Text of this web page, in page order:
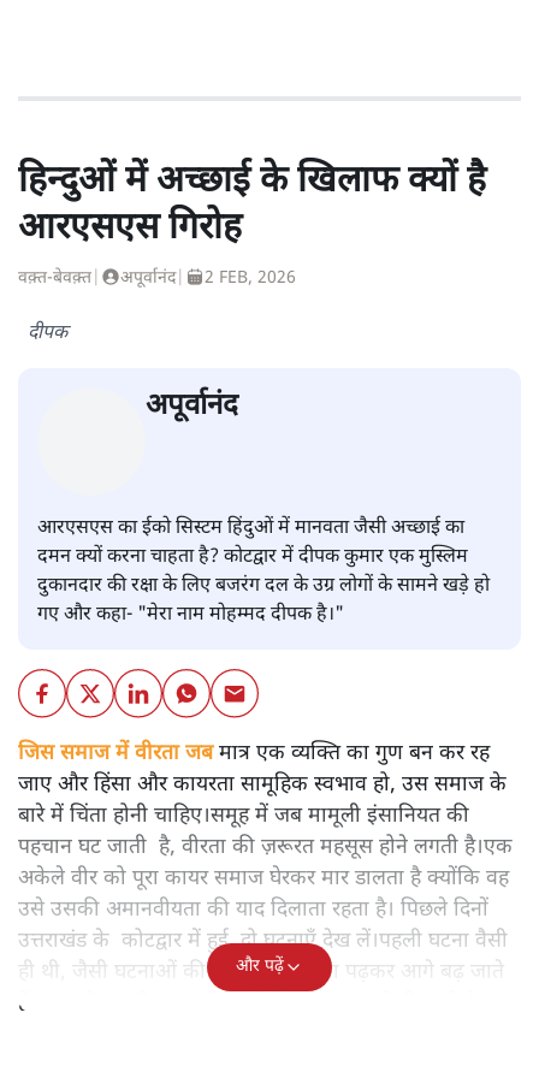
हिन्दुओं में अच्छाई के खिलाफ क्यों है
आरएसएस गिरोह
वक़्त-बेवक़्त अपूर्वानंद| 2 FEB, 2026
दीपक
अपूर्वानंद
आरएसएस का ईको सिस्टम हिंदुओं में मानवता जैसी अच्छाई का
दमन क्यों करना चाहता है? कोटद्वार में दीपक कुमार एक मुस्लिम
दुकानदार की रक्षा के लिए बजरंग दल के उग्र लोगों के सामने खड़े हो
गए और कहा- "मेरा नाम मोहम्मद दीपक है।"